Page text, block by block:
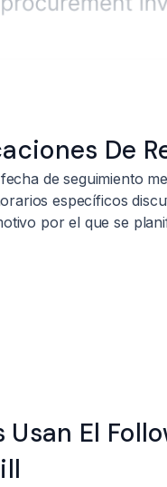
De
de seguimiento
específicos
por el que se
El